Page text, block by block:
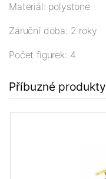
Materiál: polystone
Záruční doba: 2 roky
Počet figurek: 4
Příbuzné produkty